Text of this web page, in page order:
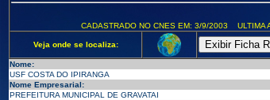
CADASTRADO NO CNES EM: 3/9/2003 ULTIMA
Veja onde se localiza:
Nome:
USF COSTA DO IPIRANGA
Nome Empresarial:
PREFEITURA MUNICIPAL DE GRAVATAI